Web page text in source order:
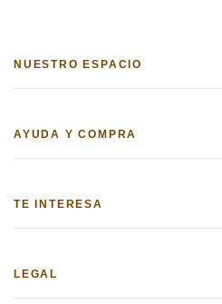
NUESTRO ESPACIO
AYUDA Y COMPRA
TE INTERESA
LEGAL